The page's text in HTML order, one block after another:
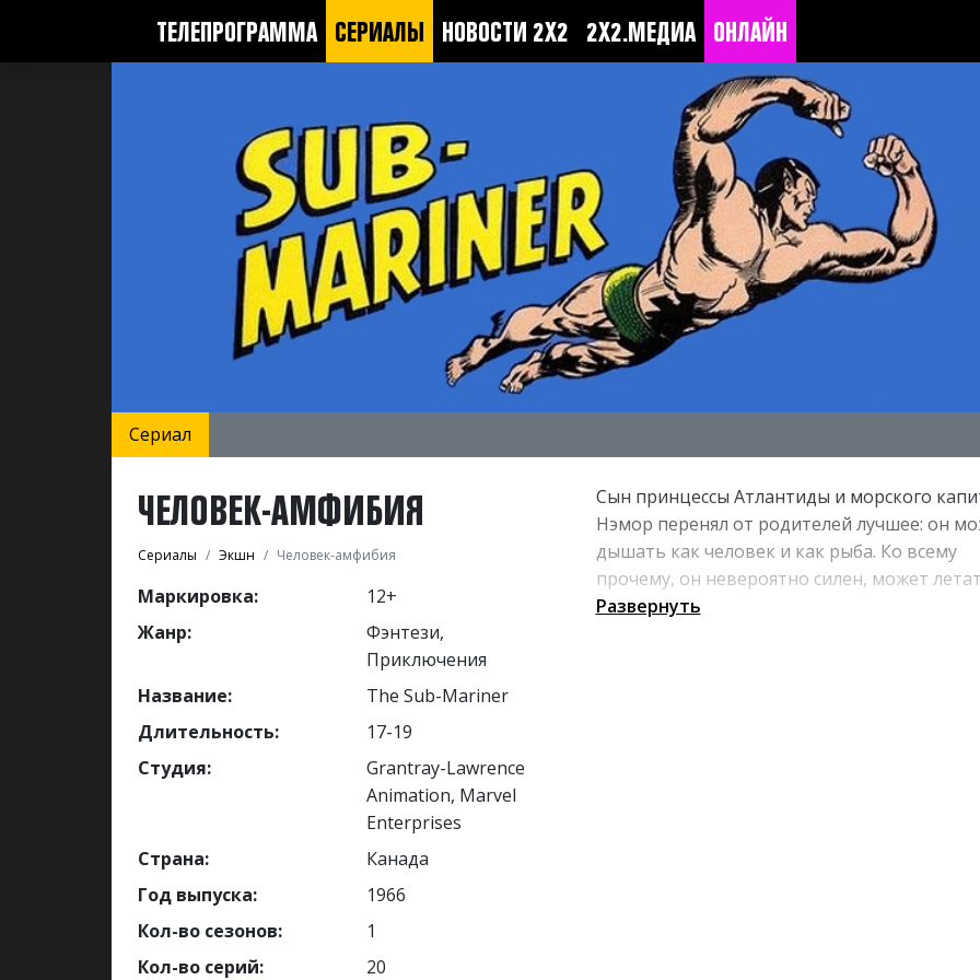
ТЕЛЕПРОГРАММА СЕРИАЛЫ НОВОСТИ 2Х2 2Х2.МЕДИА ОНЛАЙН
Сериал
ЧЕЛОВЕК-АМФИБИЯ
Сериалы Экшн Человек-амфибия
Маркировка:
12+
Жанр:
Фэнтези,
Приключения
Название:
The Sub-Mariner
Длительность:
17-19
Студия:
Grantray-Lawrence
Animation, Marvel
Enterprises
Страна:
Канада
Год выпуска:
1966
Кол-во сезонов:
1
Кол-во серий:
20
Сын принцессы Атлантиды и морского
Нэмор перенял от родителей лучшее: он
дышать как человек и как рыба. Ко всему
прочему, он невероятно силен, может
повелевать морскими жителями, призывая
Развернуть